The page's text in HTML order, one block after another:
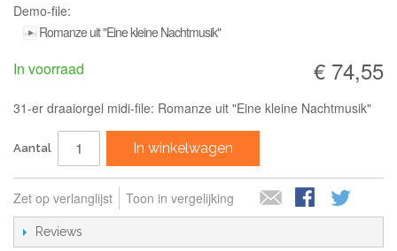
Demo-file:
Romanze uit "Eine kleine Nachtmusik"
€ 74,55
In voorraad
31-er draaiorgel midi-file: Romanze uit "Eine kleine Nachtmusik"
Aantal In winkelwagen
Zet op verlanglijst Toon in vergelijking
Reviews